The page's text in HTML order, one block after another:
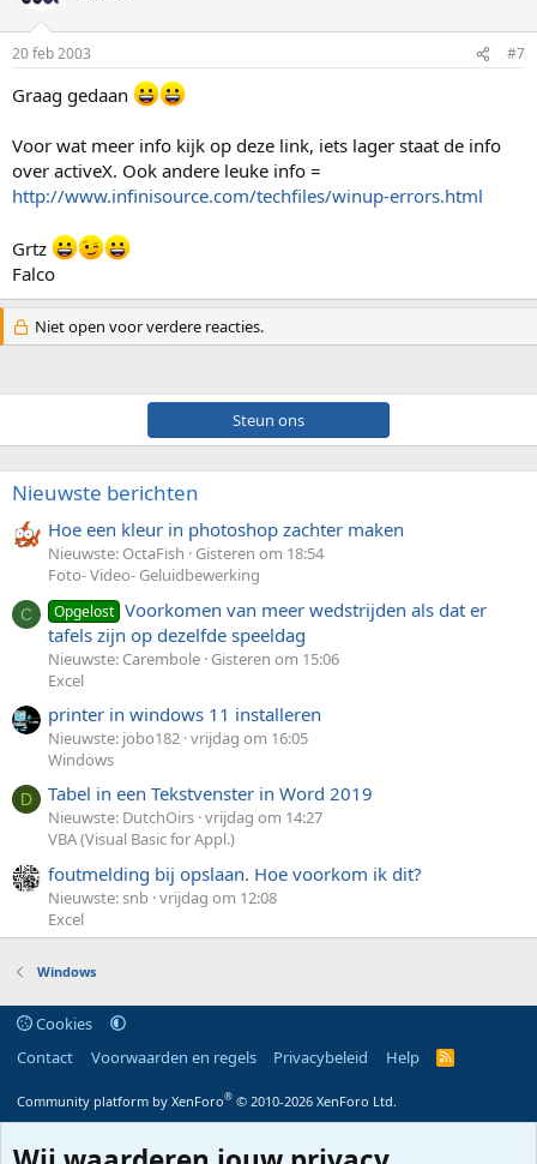
20 feb 2003 #7
Graag gedaan
Voor wat meer info kijk op deze link, iets lager staat de info
over activeX. Ook andere leuke info =
http://www.infinisource.com/techfiles/winup-errors.html
Grtz
Falco
Niet open voor verdere reacties.
Steun ons
Nieuwste berichten
Hoe een kleur in photoshop zachter maken
Nieuwste: OctaFish
Gisteren om 18:54
Foto- Video- Geluidbewerking
C Opgelost Voorkomen van meer wedstrijden als dat er
tafels zijn op dezelfde speeldag
Nieuwste: Carembole Gisteren om 15:06
Excel
printer in windows 11 installeren
Nieuwste: jobo182 vrijdag om 16:05
Windows
D Tabel in een Tekstvenster in Word 2019
Nieuwste: DutchOirs vrijdag om 14:27
VBA (Visual Basic for Appl.)
foutmelding bij opslaan. Hoe voorkom ik dit?
Nieuwste: snb vrijdag om 12:08
Excel
Windows
Cookies
Contact
Voorwaarden en regels Privacybeleid Help
R
S
Community platform by XenForo® © 2010-2026 XenForo Ltd.